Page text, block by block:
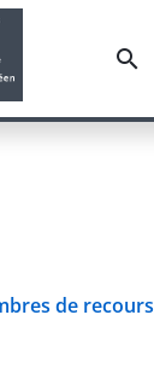
de recours